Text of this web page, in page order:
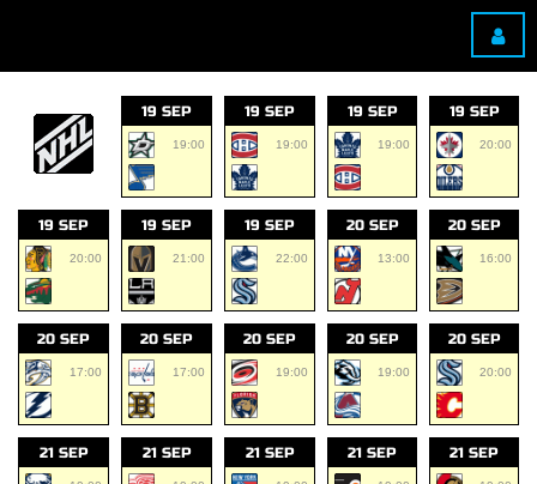
19 SEP
19:00
19 SEP
19:00
19 SEP
19:00
19 SEP
20:00
19 SEP
20:00
19 SEP
21:00
19 SEP
22:00
20 SEP
13:00
20 SEP
16:00
20 SEP
17:00
20 SEP
17:00
20 SEP
19:00
20 SEP
19:00
20 SEP
20:00
21 SEP 21 SEP 21 SEP 21 SEP 21 SEP